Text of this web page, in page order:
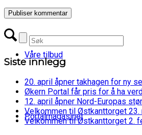
Våre tilbud
Portalmagasinet
Siste innlegg
20. april åpner takhagen for ny
Økern Portal får pris for å ha
12. april åpner Nord-Europas
Velkommen til Østkanttorget 23.
Velkommen til Østkanttorget 2.